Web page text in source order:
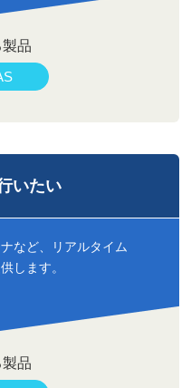
品
いたい
など、リアルタイム
します。
品